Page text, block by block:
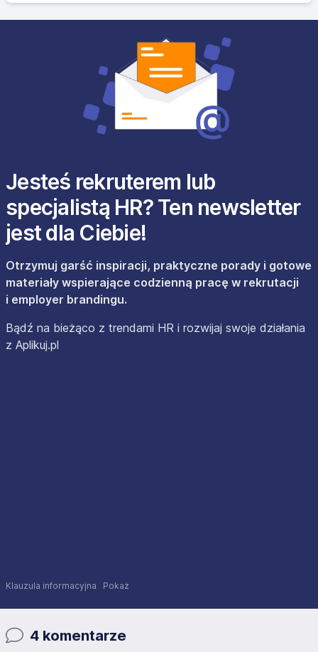
Jesteś rekruterem lub
specjalistą HR? Ten newsletter
jest dla Ciebie!
Otrzymuj garść inspiracji, praktyczne porady i gotowe
materiały wspierające codzienną pracę w rekrutacji
i employer brandingu.
Bądź na bieżąco z trendami HR i rozwijaj swoje działania
z Aplikuj.pl
Klauzula informacyjna Pokaż
4 komentarze